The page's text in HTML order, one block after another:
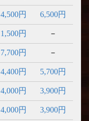
4,500円 6,500円
1,500円 －
7,700円 －
4,400円 5,700円
4,000円 3,900円
4,000円 3,900円